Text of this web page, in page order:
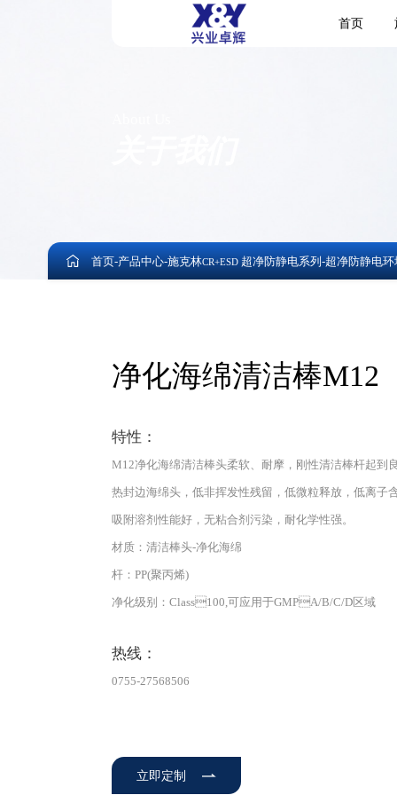
首页
首页-产品中心-施克林CR+ESD 超净防静电系列-超净防静电环
净化海绵清洁棒M12
特性：
M12净化海绵清洁棒头柔软、耐摩，刚性清洁棒杆起到
热封边海绵头，低⾮挥发性残留，低微粒释放，低离⼦
吸附溶剂性能好，⽆粘合剂污染，耐化学性强。
材质：清洁棒头-净化海绵
杆：PP(聚丙烯)
净化级别：Class100,可应⽤于GMPA/B/C/D区域
热线：
0755-27568506
立即定制